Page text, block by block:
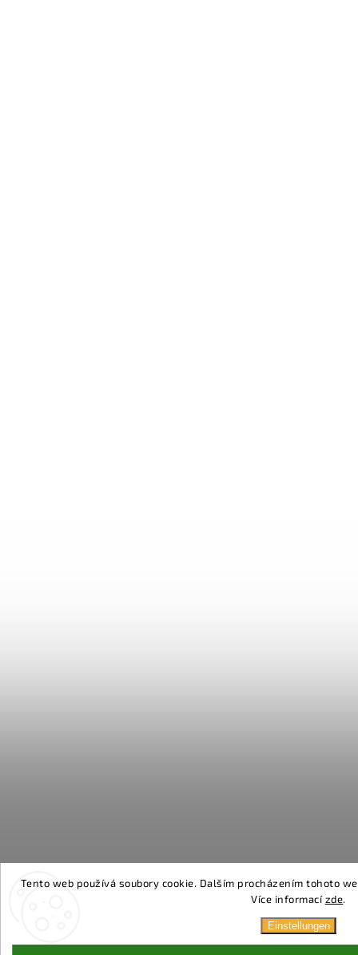
Tento web používá soubory cookie. Dalším procházením tohoto
Více informacízde.
Einstellungen